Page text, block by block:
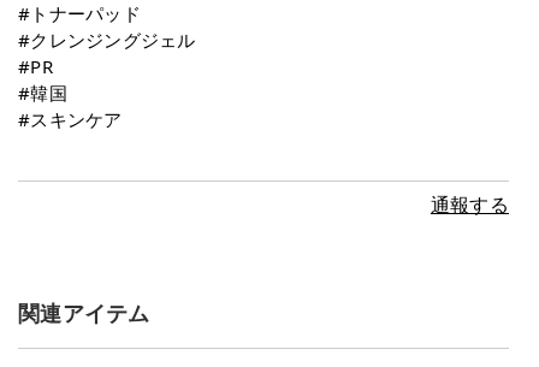
#トナーパッド
#クレンジングジェル
#PR
#韓国
#スキンケア
通報する
関連アイテム